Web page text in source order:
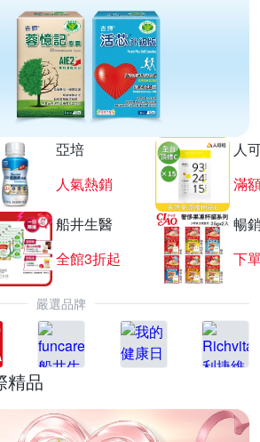
亞培
人氣熱銷
人
滿
船井生醫
全館3折起
暢
下
嚴選品牌
精品